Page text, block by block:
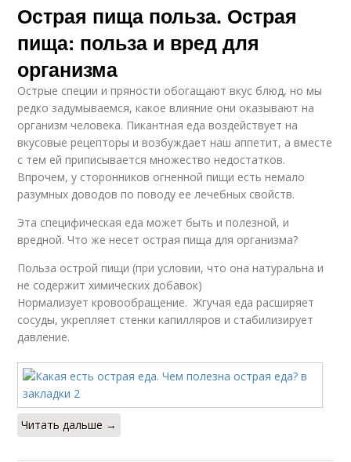
Острая пища польза. Острая
пища: польза и вред для
организма
Острые специи и пряности обогащают вкус блюд, но мы
редко задумываемся, какое влияние они оказывают на
организм человека. Пикантная еда воздействует на
вкусовые рецепторы и возбуждает наш аппетит, а вместе
с тем ей приписывается множество недостатков.
Впрочем, у сторонников огненной пищи есть немало
разумных доводов по поводу ее лечебных свойств.
Эта специфическая еда может быть и полезной, и
вредной. Что же несет острая пища для организма?
Польза острой пищи (при условии, что она натуральна и
не содержит химических добавок)
Нормализует кровообращение. Жгучая еда расширяет
сосуды, укрепляет стенки капилляров и стабилизирует
давление.
Читать дальше →